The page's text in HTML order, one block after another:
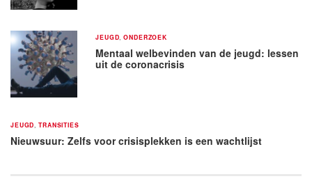
JEUGD ,ONDERZOEK
Mentaal welbevinden van de jeugd: lessen
uit de coronacrisis
JEUGD ,TRANSITIES
Nieuwsuur: Zelfs voor crisisplekken is een wachtlijst